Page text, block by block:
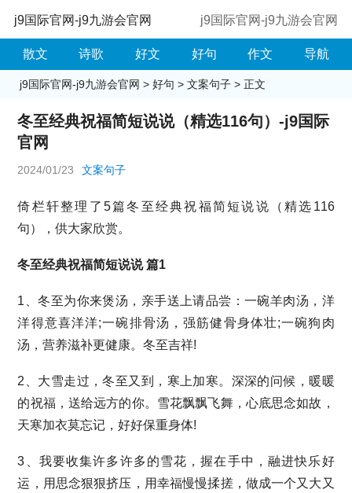
j9国际官网-j9九游会官网 j9国际官网-j9九游会官网
散文 诗歌 好文 好句 作文 导航
j9国际官网-j9九游会官网 > 好句 > 文案句子> 正文
冬至经典祝福简短说说（精选116句）-j9国际
官网
2024/01/23 文案句子
倚栏轩整理了5篇冬至经典祝福简短说说（精选116
句），供大家欣赏。
冬至经典祝福简短说说 篇1
1、冬至为你来煲汤，亲手送上请品尝：一碗羊肉汤，洋
洋得意喜洋洋;一碗排骨汤，强筋健骨身体壮;一碗狗肉
汤，营养滋补更健康。冬至吉祥!
2、大雪走过，冬至又到，寒上加寒。深深的问候，暖暖
的祝福，送给远方的你。雪花飘飘飞舞，心底思念如故，
天寒加衣莫忘记，好好保重身体!
3、我要收集许多许多的雪花，握在手中，融进快乐好
运，用思念狠狠挤压，用幸福慢慢揉搓，做成一个又大又